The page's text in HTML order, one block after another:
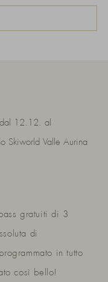
dal 12.12. al
Skiworld Valle Aurina
gratuiti di 3
di
in tutto
così bello!